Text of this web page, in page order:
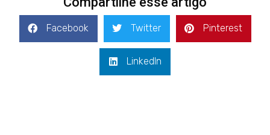
Facebook Twitter Pinterest
LinkedIn